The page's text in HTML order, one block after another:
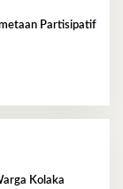
Partisipatif
Kolaka